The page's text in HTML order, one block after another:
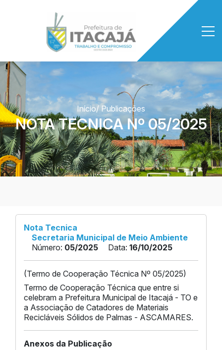
Início/ Publicações
NOTA TECNICA Nº 05/2025
Nota Tecnica
Secretaria Municipal de Meio Ambiente
Número: 05/2025 Data: 16/10/2025
(Termo de Cooperação Técnica Nº 05/2025)
Termo de Cooperação Técnica que entre si
celebram a Prefeitura Municipal de Itacajá - TO e
a Associação de Catadores de Materiais
Recicláveis Sólidos de Palmas - ASCAMARES.
Anexos da Publicação